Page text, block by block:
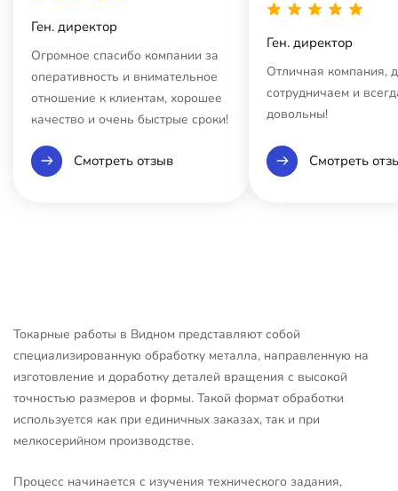
Ген. директор
Огромное спасибо компании за
оперативность и внимательное
отношение к клиентам, хорошее
качество и очень быстрые сроки!
Смотреть отзыв
Ген. директор
Отличная компания,
сотрудничаем и
довольны!
Смотреть
Токарные работы в Видном представляют собой
специализированную обработку металла, направленную на
изготовление и доработку деталей вращения с высокой
точностью размеров и формы. Такой формат обработки
используется как при единичных заказах, так и при
мелкосерийном производстве.
Процесс начинается с изучения технического задания,